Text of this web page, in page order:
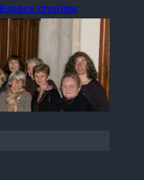
Espace choriste